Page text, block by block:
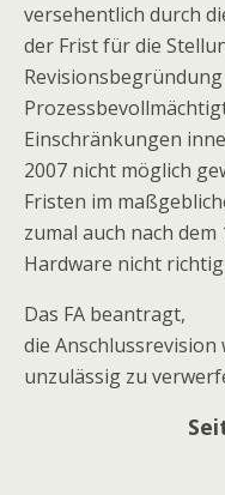
versehentlich durch
der Frist für die
Einschränkungen
2007 nicht möglich
Fristen im
zumal auch nach dem
Hardware nicht
Das FA beantragt,
die
unzulässig zu